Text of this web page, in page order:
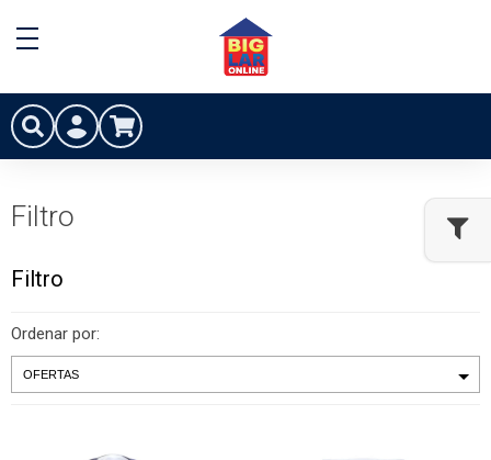
Filtro
Filtro
Ordenar por: